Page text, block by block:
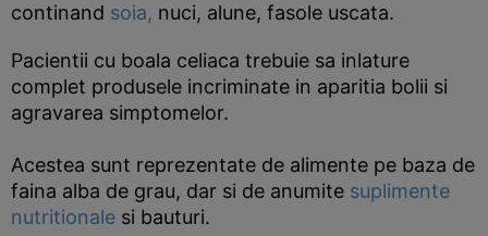
continand soia, nuci, alune, fasole uscata.
Pacientii cu boala celiaca trebuie sa inlature
complet produsele incriminate in aparitia bolii si
agravarea simptomelor.
Acestea sunt reprezentate de alimente pe baza de
faina alba de grau, dar si de anumite suplimente
nutritionale si bauturi.